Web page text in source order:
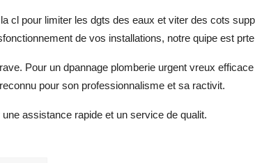
cl pour limiter les dgts des eaux et viter des cots
de vos installations, notre quipe est
Pour un dpannage plomberie urgent vreux
pour son professionnalisme et sa ractivit.
assistance rapide et un service de qualit.